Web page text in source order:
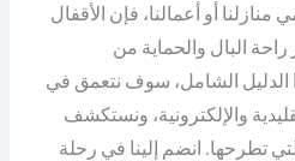
منازلنا أو أعمالنا، فإن الأقفال
البال والحماية من
الدليل الشامل، سوف نتعمق في
والإلكترونية، ونستكشف
تطرحها. انضم إلينا في رحلة